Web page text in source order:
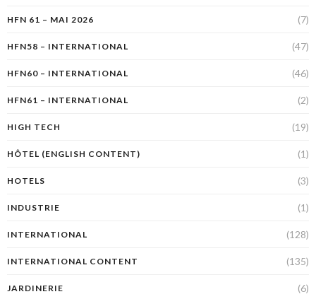
HFN 61 – MAI 2026 (7)
HFN58 – INTERNATIONAL (47)
HFN60 – INTERNATIONAL (46)
HFN61 – INTERNATIONAL (2)
HIGH TECH (19)
HÔTEL (ENGLISH CONTENT) (1)
HOTELS (3)
INDUSTRIE (1)
INTERNATIONAL (128)
INTERNATIONAL CONTENT (135)
JARDINERIE (6)